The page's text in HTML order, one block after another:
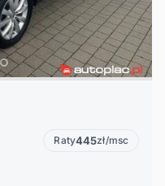
Raty445zł/msc